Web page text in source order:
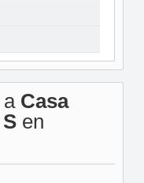
a Casa
en